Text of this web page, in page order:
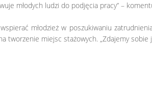
młodych ludzi do podjęcia pracy” –
młodzież w poszukiwaniu
tworzenie miejsc stażowych. „Zdajemy sobie